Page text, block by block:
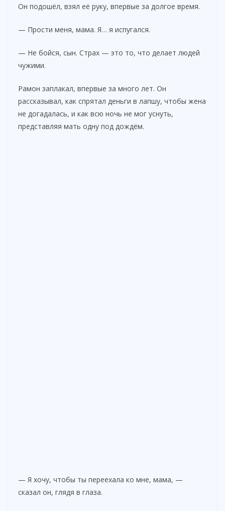
Он подошёл, взял её руку, впервые за долгое время.
— Прости меня, мама. Я… я испугался.
— Не бойся, сын. Страх — это то, что делает людей
чужими.
Рамон заплакал, впервые за много лет. Он
рассказывал, как спрятал деньги в лапшу, чтобы жена
не догадалась, и как всю ночь не мог уснуть,
представляя мать одну под дождём.
— Я хочу, чтобы ты переехала ко мне, мама, —
сказал он, глядя в глаза.